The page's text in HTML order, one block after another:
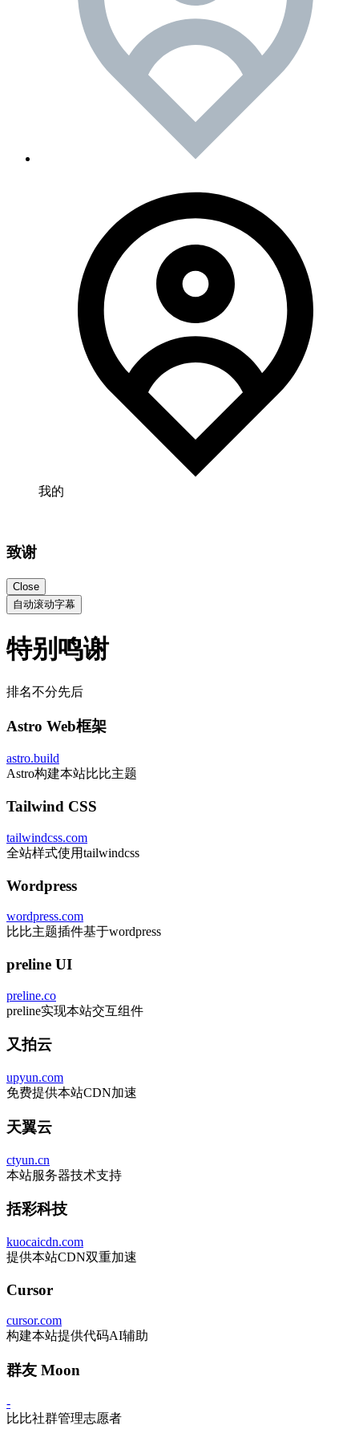
我的
致谢
Close
自动滚动字幕
特别鸣谢
排名不分先后
Astro Web框架
astro.build
Astro构建本站比比主题
Tailwind CSS
tailwindcss.com
全站样式使用tailwindcss
Wordpress
wordpress.com
比比主题插件基于wordpress
preline UI
preline.co
preline实现本站交互组件
又拍云
upyun.com
免费提供本站CDN加速
天翼云
ctyun.cn
本站服务器技术支持
括彩科技
kuocaicdn.com
提供本站CDN双重加速
Cursor
cursor.com
构建本站提供代码AI辅助
群友 Moon
-
比比社群管理志愿者